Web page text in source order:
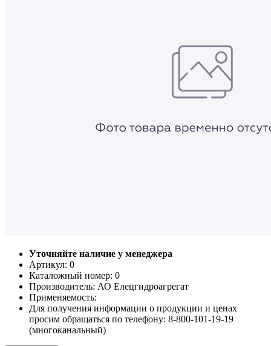
Уточняйте наличие у менеджера
Артикул: 0
Каталожный номер: 0
Производитель: АО Елецгидроагрегат
Применяемость:
Для получения информации о продукции и ценах
просим обращаться по телефону: 8-800-101-19-19
(многоканальный)